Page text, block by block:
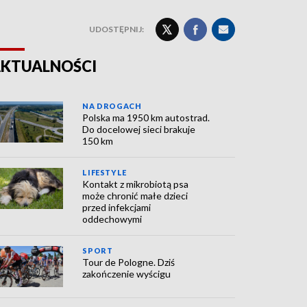
UDOSTĘPNIJ:
NA DROGACH
Polska ma 1950 km autostrad.
Do docelowej sieci brakuje
150 km
LIFESTYLE
Kontakt z mikrobiotą psa
może chronić małe dzieci
przed infekcjami
oddechowymi
SPORT
Tour de Pologne. Dziś
zakończenie wyścigu